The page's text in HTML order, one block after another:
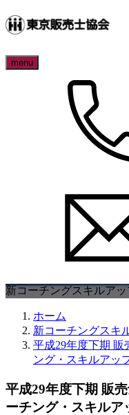
menu
新コーチングスキルア
ホーム
新コーチングスキ
平成29年度下期 販
ング・スキルアッ
平成29年度下期 販
ーチング・スキルア